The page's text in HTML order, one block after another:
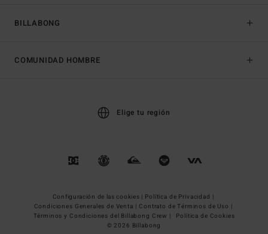
BILLABONG
COMUNIDAD HOMBRE
Elige tu región
Configuración de las cookies | Política de Privacidad |
Condiciones Generales de Venta | Contrato de Términos de Uso |
Términos y Condiciones del Billabong Crew |
Política de Cookies
© 2026 Billabong